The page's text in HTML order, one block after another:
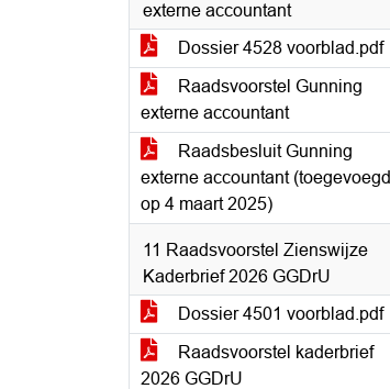
externe accountant
Dossier 4528 voorblad.pdf
Raadsvoorstel Gunning
externe accountant
Raadsbesluit Gunning
externe accountant (toegevoegd
op 4 maart 2025)
11 Raadsvoorstel Zienswijze
Kaderbrief 2026 GGDrU
Dossier 4501 voorblad.pdf
Raadsvoorstel kaderbrief
2026 GGDrU